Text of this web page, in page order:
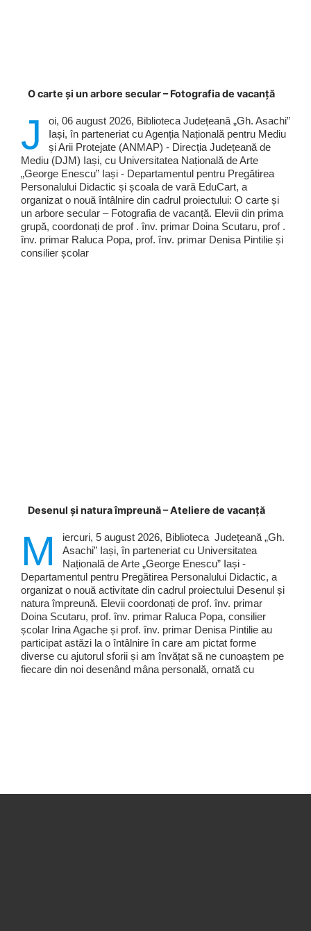
O carte și un arbore secular – Fotografia de vacanță
J
oi, 06 august 2026, Biblioteca Județeană „Gh. Asachi”
Iași, în parteneriat cu Agenția Națională pentru Mediu
și Arii Protejate (ANMAP) - Direcția Județeană de
Mediu (DJM) Iași, cu Universitatea Națională de Arte
„George Enescu” Iași - Departamentul pentru Pregătirea
Personalului Didactic și școala de vară EduCart, a
organizat o nouă întâlnire din cadrul proiectului: O carte și
un arbore secular – Fotografia de vacanță. Elevii din prima
grupă, coordonați de prof . înv. primar Doina Scutaru, prof .
înv. primar Raluca Popa, prof. înv. primar Denisa Pintilie și
consilier școlar
Desenul și natura împreună – Ateliere de vacanță
M
iercuri, 5 august 2026, Biblioteca Județeană „Gh.
Asachi” Iași, în parteneriat cu Universitatea
Națională de Arte „George Enescu” Iași -
Departamentul pentru Pregătirea Personalului Didactic, a
organizat o nouă activitate din cadrul proiectului Desenul și
natura împreună. Elevii coordonați de prof. înv. primar
Doina Scutaru, prof. înv. primar Raluca Popa, consilier
școlar Irina Agache și prof. înv. primar Denisa Pintilie au
participat astăzi la o întâlnire în care am pictat forme
diverse cu ajutorul sforii și am învățat să ne cunoaștem pe
fiecare din noi desenând mâna personală, ornată cu